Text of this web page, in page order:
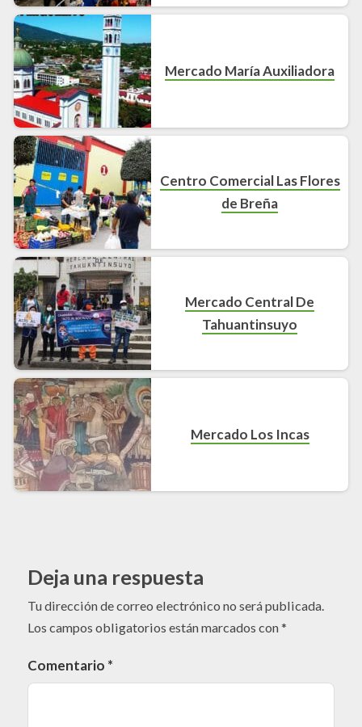
Mercado María Auxiliadora
Centro Comercial Las Flores
de Breña
Mercado Central De
Tahuantinsuyo
Mercado Los Incas
Deja una respuesta
Tu dirección de correo electrónico no será publicada.
Los campos obligatorios están marcados con*
Comentario *